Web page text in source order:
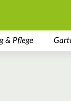
& Pflege